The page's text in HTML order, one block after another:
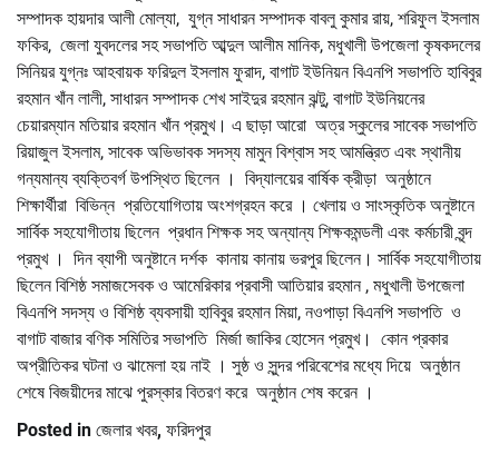
সম্পাদক হায়দার আলী মোল্যা, যুগ্ন সাধারন সম্পাদক বাবলু কুমার রায়, শরিফুল ইসলাম
ফকির, জেলা যুবদলের সহ সভাপতি আব্দুল আলীম মানিক, মধুখালী উপজেলা কৃষকদলের
সিনিয়র যুগ্নঃ আহবায়ক ফরিদুল ইসলাম ফুরাদ, বাগাট ইউনিয়ন বিএনপি সভাপতি হাবিবুর
রহমান খাঁন লালী, সাধারন সম্পাদক শেখ সাইদুর রহমান ঝন্টু, বাগাট ইউনিয়নের
চেয়ারম্যান মতিয়ার রহমান খাঁন প্রমুখ। এ ছাড়া আরো অত্র স্কুলের সাবেক সভাপতি
রিয়াজুল ইসলাম, সাবেক অভিভাবক সদস্য মামুন বিশ্বাস সহ আমন্ত্রিত এবং স্থানীয়
গন্যমান্য ব্যক্তিবর্গ উপস্থিত ছিলেন । বিদ্যালয়ের বার্ষিক ক্রীড়া অনুষ্ঠানে
শিক্ষার্থীরা বিভিন্ন প্রতিযোগিতায় অংশগ্রহন করে । খেলায় ও সাংস্কৃতিক অনুষ্টানে
সার্বিক সহযোগীতায় ছিলেন প্রধান শিক্ষক সহ অন্যান্য শিক্ষকমন্ডলী এবং কর্মচারী বৃন্দ
প্রমুখ । দিন ব্যাপী অনুষ্টানে দর্শক কানায় কানায় ভরপুর ছিলেন। সার্বিক সহযোগীতায়
ছিলেন বিশিষ্ঠ সমাজসেবক ও আমেরিকার প্রবাসী আতিয়ার রহমান , মধুখালী উপজেলা
বিএনপি সদস্য ও বিশিষ্ঠ ব্যবসায়ী হাবিবুর রহমান মিয়া, নওপাড়া বিএনপি সভাপতি ও
বাগাট বাজার বণিক সমিতির সভাপতি মির্জা জাকির হোসেন প্রমুখ। কোন প্রকার
অপ্রীতিকর ঘটনা ও ঝামেলা হয় নাই । সুষ্ঠ ও সুন্দর পরিবেশের মধ্যে দিয়ে অনুষ্ঠান
শেষে বিজয়ীদের মাঝে পুরস্কার বিতরণ করে অনুষ্ঠান শেষ করেন ।
Posted in জেলার খবর, ফরিদপুর